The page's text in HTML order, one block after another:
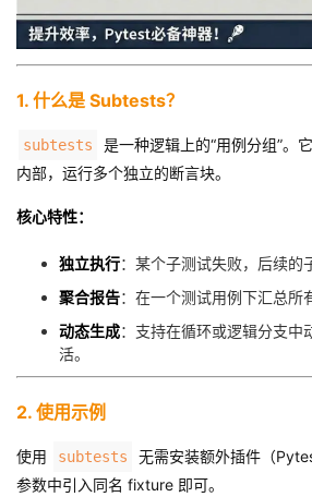
学
堂
我
的
程
我
认
证
的
实
验
我
的
收
支
持
的
技
持
我
的
建
议
1. 什么是 Subtests？
subtests
是一种逻辑上的“用例分组”。
内部，运行多个独立的断言块。
核心特性：
独立执行：某个子测试失败，后续的
聚合报告：在一个测试用例下汇总所
动态生成：支持在循环或逻辑分支中
活。
2. 使用示例
使用 subtests
无需安装额外插件（
参数中引入同名 fixture 即可。